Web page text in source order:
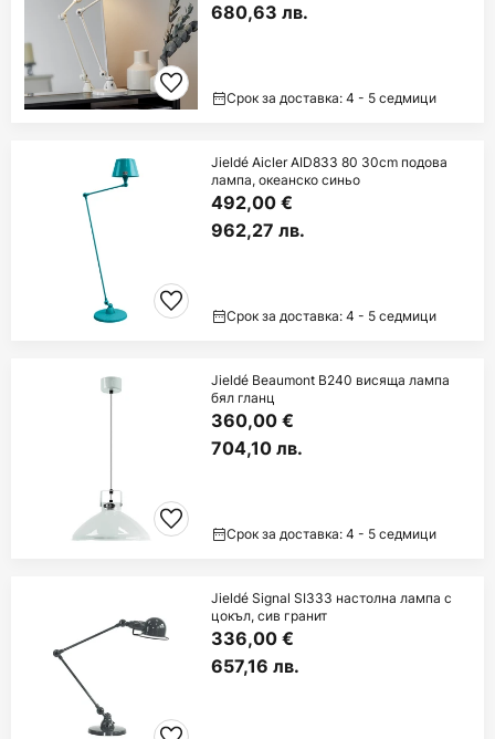
680,63 лв.
Срок за доставка: 4 - 5 седмици
Jieldé Aicler AID833 80 30cm подова
лампа, океанско синьо
492,00 €
962,27 лв.
Срок за доставка: 4 - 5 седмици
Jieldé Beaumont B240 висяща лампа
бял гланц
360,00 €
704,10 лв.
Срок за доставка: 4 - 5 седмици
Jieldé Signal SI333 настолна лампа с
цокъл, сив гранит
336,00 €
657,16 лв.